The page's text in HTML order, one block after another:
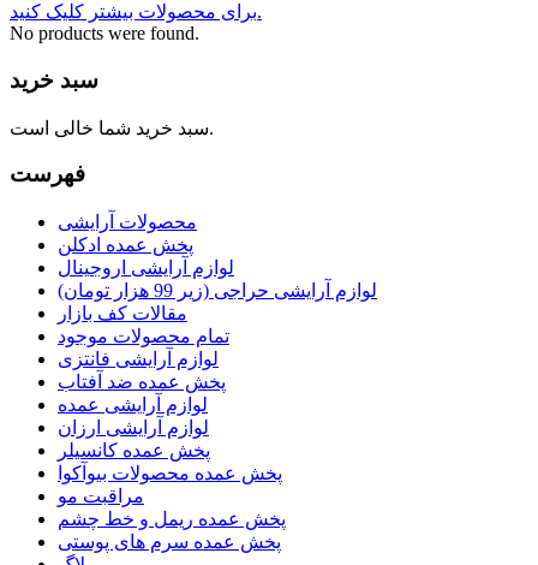
برای محصولات بیشتر کلیک کنید.
No products were found.
سبد خرید
سبد خرید شما خالی است.
فهرست
محصولات آرایشی
پخش عمده ادکلن
لوازم آرایشی اروجینال
لوازم آرایشی حراجی (زیر 99 هزار تومان)
مقالات کف بازار
تمام محصولات موجود
لوازم آرایشی فانتزی
پخش عمده ضد آفتاب
لوازم آرایشی عمده
لوازم آرایشی ارزان
پخش عمده کانسیلر
پخش عمده محصولات بیوآکوا
مراقبت مو
پخش عمده ریمل و خط چشم
پخش عمده سرم های پوستی